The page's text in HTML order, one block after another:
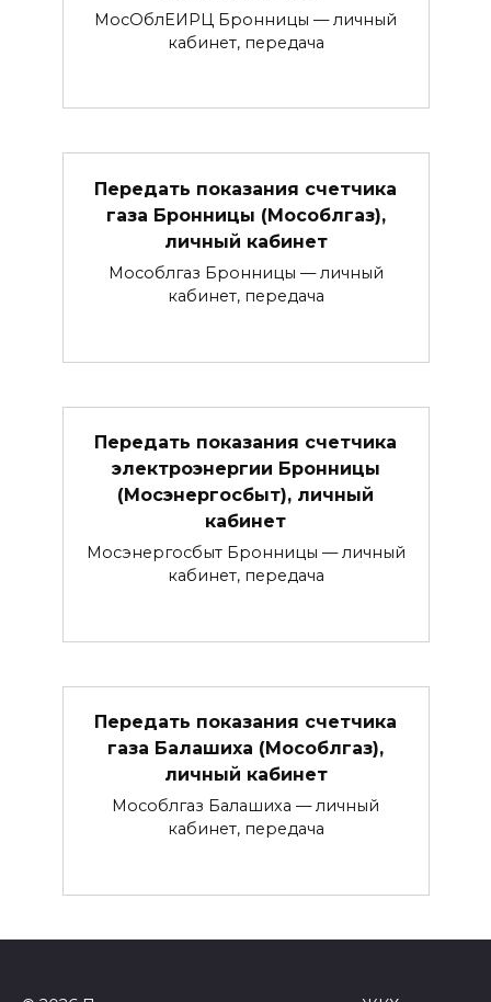
МосОблЕИРЦ Бронницы — личный
кабинет, передача
Передать показания счетчика
газа Бронницы (Мособлгаз),
личный кабинет
Мособлгаз Бронницы — личный
кабинет, передача
Передать показания счетчика
электроэнергии Бронницы
(Мосэнергосбыт), личный
кабинет
Мосэнергосбыт Бронницы — личный
кабинет, передача
Передать показания счетчика
газа Балашиха (Мособлгаз),
личный кабинет
Мособлгаз Балашиха — личный
кабинет, передача